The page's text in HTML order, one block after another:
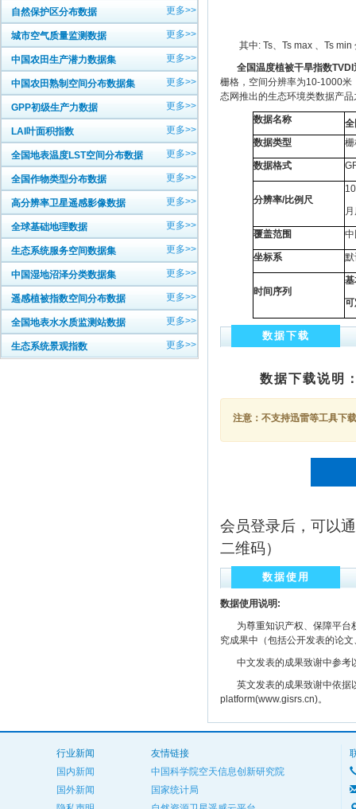
自然保护区分布数据 更多>>
城市空气质量监测数据 更多>>
中国农田生产潜力数据集 更多>>
中国农田熟制空间分布数据集 更多>>
GPP初级生产力数据 更多>>
LAI叶面积指数 更多>>
全国地表温度LST空间分布数据 更多>>
全国作物类型分布数据 更多>>
高分辨率卫星遥感影像数据 更多>>
全球基础地理数据 更多>>
生态系统服务空间数据集 更多>>
中国湿地沼泽分类数据集 更多>>
遥感植被指数空间分布数据 更多>>
全国地表水水质监测站数据 更多>>
生态系统景观指数 更多>>
其中: Ts、Ts max 、Ts min
全国温度植被干旱指数TVDI
栅格，空间分辨率为10-1000米
态网推出的生态环境类数据产
数据名称
数据类型
数据格式
分辨率/比例尺
覆盖范围
坐标系
时间序列
可
数据下载
数据下载说明
注意：不支持迅雷等工具下
会员登录后，可以
二维码）
数据使用
数据使用说明:
为尊重知识产权、保障平台
究成果中（包括公开发表的论
中文发表的成果致谢中参考
英文发表的成果致谢中依据
platform(www.gisrs.cn)。
行业新闻
国内新闻
国外新闻
友情链接
中国科学院空天信息创新研究院
国家统计局